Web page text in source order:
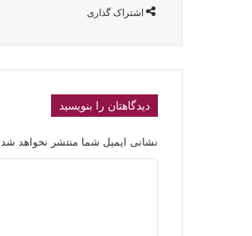
اشتراک گذاری
دیدگاهتان را بنویسید
نشانی ایمیل شما منتشر نخواهد